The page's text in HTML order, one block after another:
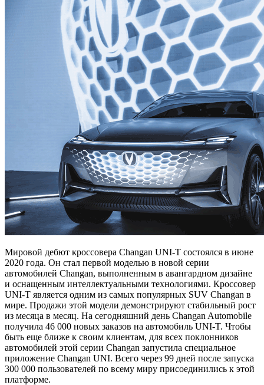
Мировой дебют кроссовера Changan UNI-T состоялся в июне
2020 года. Он стал первой моделью в новой серии
автомобилей Changan, выполненным в авангардном дизайне
и оснащенным интеллектуальными технологиями. Кроссовер
UNI-T является одним из самых популярных SUV Changan в
мире. Продажи этой модели демонстрируют стабильный рост
из месяца в месяц. На сегодняшний день Changan Automobile
получила 46 000 новых заказов на автомобиль UNI-T. Чтобы
быть еще ближе к своим клиентам, для всех поклонников
автомобилей этой серии Changan запустила специальное
приложение Changan UNI. Всего через 99 дней после запуска
300 000 пользователей по всему миру присоединились к этой
платформе.